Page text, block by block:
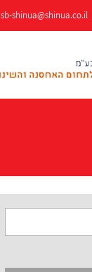
sb-shinua@shinua.co.il